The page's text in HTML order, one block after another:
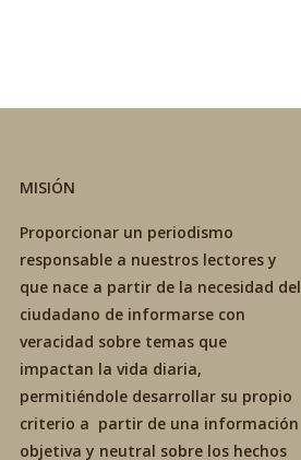
MISIÓN
Proporcionar un periodismo
responsable a nuestros lectores y
que nace a partir de la necesidad del
ciudadano de informarse con
veracidad sobre temas que
impactan la vida diaria,
permitiéndole desarrollar su propio
criterio a partir de una información
objetiva y neutral sobre los hechos